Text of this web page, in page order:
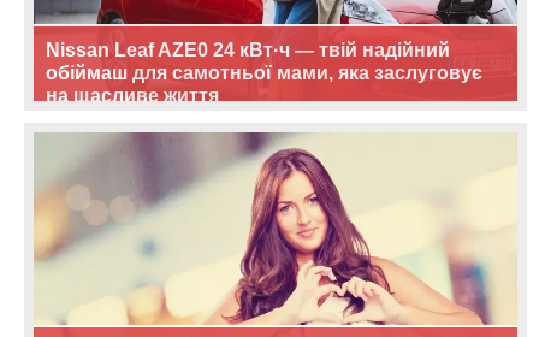
Nissan Leaf AZE0 24 кВт·ч — твій надійний
обіймаш для самотньої мами, яка заслуговує
на щасливе життя